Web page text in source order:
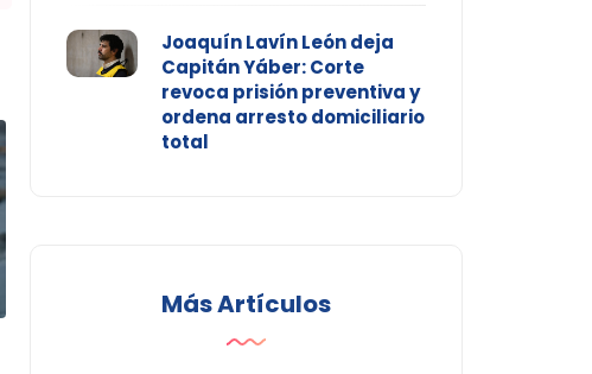
Joaquín Lavín León deja
Capitán Yáber: Corte
revoca prisión preventiva y
ordena arresto domiciliario
total
Más Artículos